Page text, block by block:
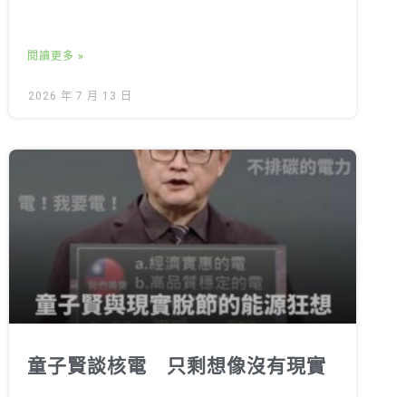
閱讀更多 »
2026 年 7 月 13 日
童子賢談核電 只剩想像沒有現實